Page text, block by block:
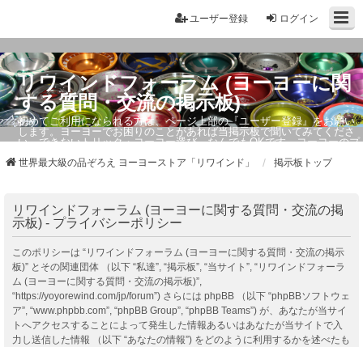
ログイン
ユーザー登録
リワインドフォーラム (ヨーヨーに関
する質問・交流の掲示板)
初めてご利用になられる方は、ページ上部の『ユーザー登録』をお願い
します。ヨーヨーでお困りのことがあれば当掲示板で聞いてみてくださ
い。できないトリック・ヨーヨー選び、なんでもOKです。ヨーヨーのプ
世界最大級の品ぞろえ ヨーヨーストア「リワインド」 掲示板トップ
リワインドフォーラム (ヨーヨーに関する質問・交流の掲
示板) - プライバシーポリシー
このポリシーは “リワインドフォーラム (ヨーヨーに関する質問・交流の掲示
板)” とその関連団体 （以下 “私達”, “掲示板”, “当サイト”, “リワインドフォーラ
ム (ヨーヨーに関する質問・交流の掲示板)”,
“https://yoyorewind.com/jp/forum”) さらには phpBB （以下 “phpBBソフトウェ
ア”, “www.phpbb.com”, “phpBB Group”, “phpBB Teams”) が、あなたが当サイ
トへアクセスすることによって発生した情報あるいはあなたが当サイトで入
力し送信した情報 （以下 “あなたの情報”) をどのように利用するかを述べたも